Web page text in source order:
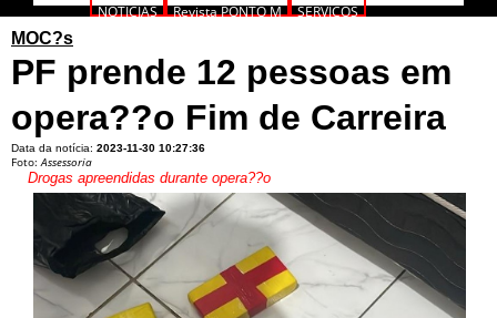
NOTÍCIAS
Revista PONTO M
SERVIÇOS
MOC?s
PF prende 12 pessoas em
opera??o Fim de Carreira
Data da notícia: 2023-11-30 10:27:36
Foto:Assessoria
Drogas apreendidas durante opera??o